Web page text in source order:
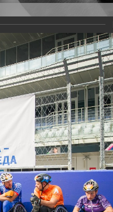
Задать вопрос
Базы данных